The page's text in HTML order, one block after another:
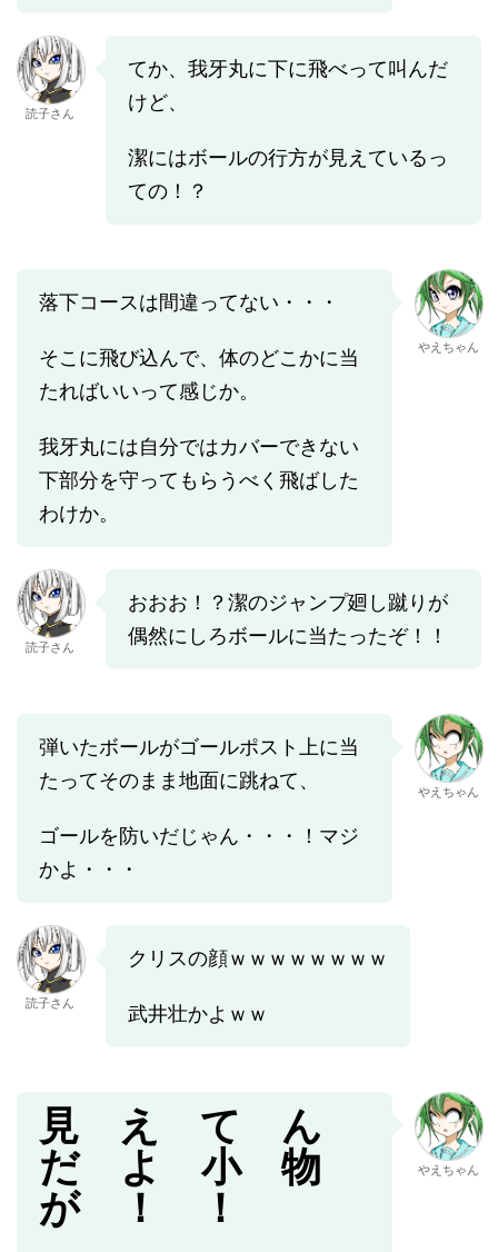
読子さん
てか、我牙丸に下に飛べって叫んだ
けど、
潔にはボールの行方が見えているっ
ての！？
落下コースは間違ってない・・・
そこに飛び込んで、体のどこかに当
たればいいって感じか。
我牙丸には自分ではカバーできない
下部分を守ってもらうべく飛ばした
わけか。
やえちゃん
読子さん
おおお！？潔のジャンプ廻し蹴りが
偶然にしろボールに当たったぞ！！
弾いたボールがゴールポスト上に当
たってそのまま地面に跳ねて、
ゴールを防いだじゃん・・・！マジ
かよ・・・
やえちゃん
読子さん
クリスの顔ｗｗｗｗｗｗｗｗ
武井壮かよｗｗ
見 え て ん
だ よ 小 物
が ！ ！
やえちゃん